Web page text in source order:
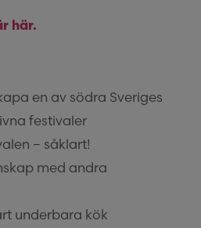
här.
en av södra Sveriges
festivaler
– såklart!
med andra
underbara kök